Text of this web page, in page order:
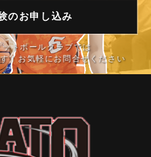
のお申し込み
トボールクラブでは
！お気軽にお問合せください